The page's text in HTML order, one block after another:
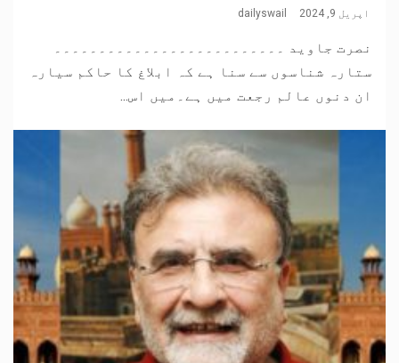
اپریل 9, 2024 dailyswail
نصرت جاوید ۔۔۔۔۔۔۔۔۔۔۔۔۔۔۔۔۔۔۔۔۔۔۔۔۔۔
ستارہ شناسوں سے سنا ہے کہ ابلاغ کا حاکم سیارہ
ان دنوں عالم رجعت میں ہے۔میں اس...